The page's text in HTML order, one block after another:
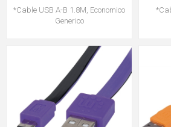
*Cable USB A-B 1.8M, Economico
Generico